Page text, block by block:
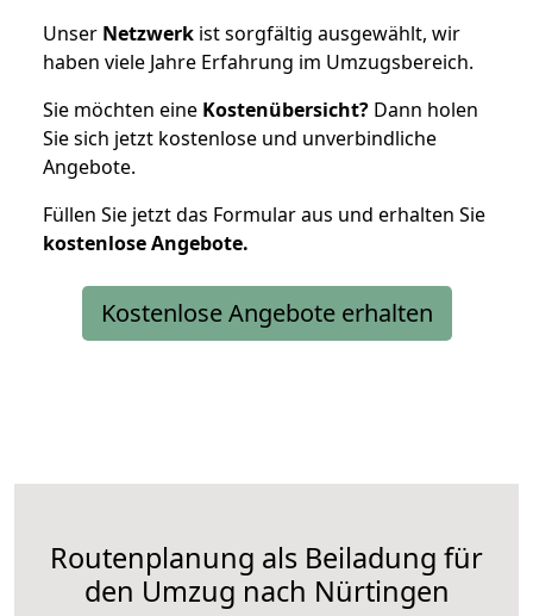
Unser Netzwerk ist sorgfältig ausgewählt, wir
haben viele Jahre Erfahrung im Umzugsbereich.
Sie möchten eine Kostenübersicht? Dann holen
Sie sich jetzt kostenlose und unverbindliche
Angebote.
Füllen Sie jetzt das Formular aus und erhalten Sie
kostenloseAngebote.
Kostenlose Angebote erhalten
Routenplanung als Beiladung für
den Umzug nach Nürtingen